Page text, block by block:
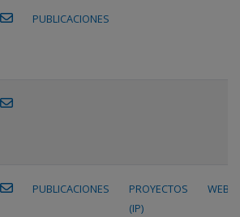
PUBLICACIONES
PUBLICACIONES
PROYECTOS
(IP)
WEB